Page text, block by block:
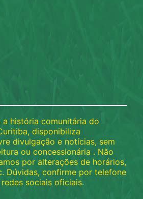
a história comunitária do
disponibiliza
divulgação e notícias, sem
ou concessionária . Não
por alterações de horários,
Dúvidas, confirme por telefone
sociais oficiais.